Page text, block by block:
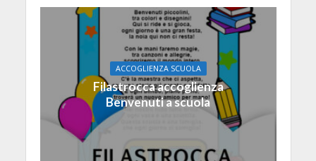
ACCOGLIENZA SCUOLA
Filastrocca accoglienza
Benvenuti a scuola